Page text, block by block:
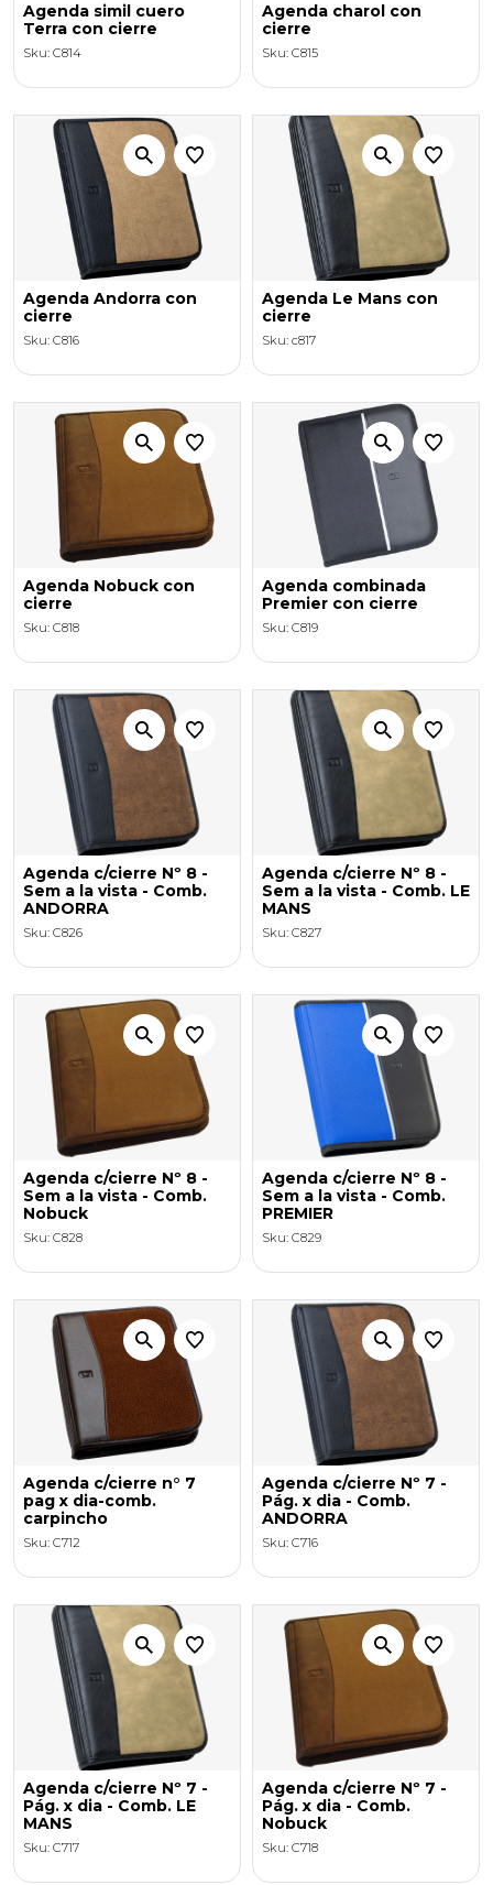
Agenda simil cuero
Terra con cierre
Sku: C814
Agenda charol con
cierre
Sku: C815
Agenda Andorra con
cierre
Sku: C816
Agenda Le Mans con
cierre
Sku: c817
Agenda Nobuck con
cierre
Sku: C818
Agenda combinada
Premier con cierre
Sku: C819
Agenda c/cierre Nº 8 -
Sem a la vista - Comb.
ANDORRA
Sku: C826
Agenda c/cierre Nº 8 -
Sem a la vista - Comb. LE
MANS
Sku: C827
Agenda c/cierre Nº 8 -
Sem a la vista - Comb.
Nobuck
Sku: C828
Agenda c/cierre Nº 8 -
Sem a la vista - Comb.
PREMIER
Sku: C829
Agenda c/cierre n° 7
pag x dia-comb.
carpincho
Sku: C712
Agenda c/cierre Nº 7 -
Pág. x dia - Comb.
ANDORRA
Sku: C716
Agenda c/cierre Nº 7 -
Pág. x dia - Comb. LE
MANS
Sku: C717
Agenda c/cierre Nº 7 -
Pág. x dia - Comb.
Nobuck
Sku: C718